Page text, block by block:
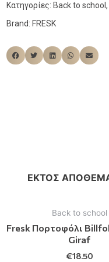
Κατηγορίες: Back to school ,
Brand: FRESK
ΕΚΤΌΣ
Back to school
Fresk Πορτοφόλι
Giraf
€18.50